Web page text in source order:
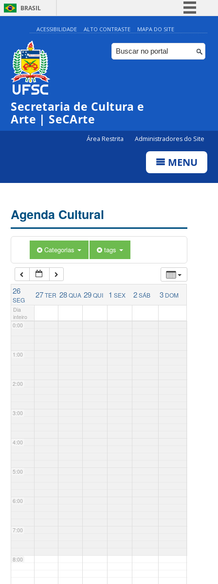
BRASIL
Simplifique!
Comunica BR
Participe
ACESSIBILIDADE ALTO CONTRASTE MAPA DO SITE
Secretaria de Cultura e
Arte | SeCArte
Área Restrita Administradores do Site
MENU
Agenda Cultural
Categorias tags
26
SEG
27TER 28QUA 29QUI 1 SEX 2SÁB 3 DOM
Dia
inteiro
0:00
1:00
2:00
3:00
4:00
5:00
6:00
7:00
8:00